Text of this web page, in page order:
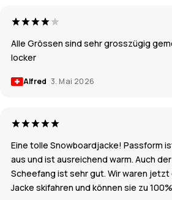
Alle Grössen sind sehr grosszügig
locker
Alfred 3. Mai 2026
Eine tolle Snowboardjacke! Passform
aus und ist ausreichend warm. Auch
Scheefang ist sehr gut. Wir waren
Jacke skifahren und können sie zu